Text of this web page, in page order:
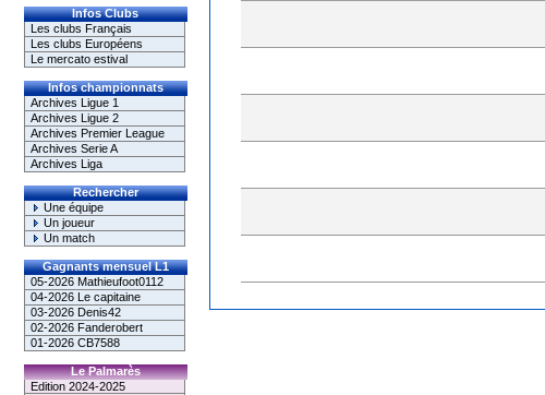
Infos Clubs
Les clubs Français
Les clubs Européens
Le mercato estival
Infos championnats
Archives Ligue 1
Archives Ligue 2
Archives Premier League
Archives Serie A
Archives Liga
Rechercher
Une équipe
Un joueur
Un match
Gagnants mensuel L1
05-2026 Mathieufoot0112
04-2026 Le capitaine
03-2026 Denis42
02-2026 Fanderobert
01-2026 CB7588
Le Palmarès
Edition 2024-2025